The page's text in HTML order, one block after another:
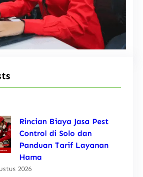
Rincian Biaya Jasa Pest
Control di Solo dan
Panduan Tarif Layanan
Hama
2026